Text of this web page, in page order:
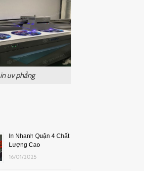
in uv phẳng
In Nhanh Quận 4 Chất
Lượng Cao
16/01/2025